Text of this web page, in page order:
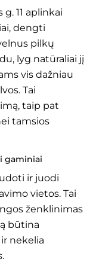
g. 11 aplinkai
dengti
pilkų
lyg natūraliai jį
vis dažniau
Tai
taip pat
tamsios
gaminiai
ir juodi
vietos. Tai
ženklinimas
būtina
nekelia